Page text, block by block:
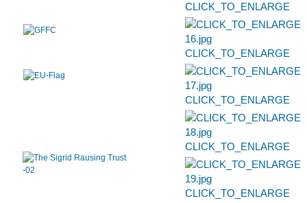
CLICK_TO_ENLARGE
CLICK_TO_ENLARGE
CLICK_TO_ENLARGE
CLICK_TO_ENLARGE
CLICK_TO_ENLARGE